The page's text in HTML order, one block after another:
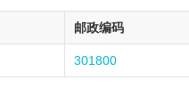
邮政编码
301800